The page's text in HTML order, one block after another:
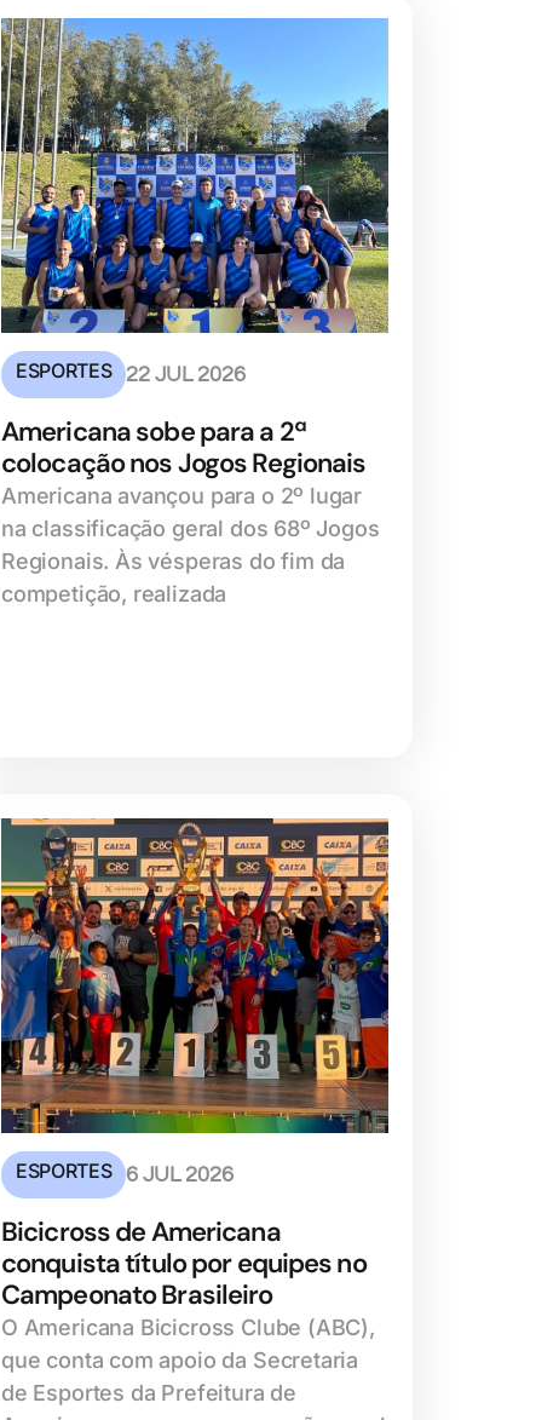
ESPORTES 22 JUL 2026
Americana sobe para a 2ª
colocação nos Jogos Regionais
Americana avançou para o 2º lugar
na classificação geral dos 68º Jogos
Regionais. Às vésperas do fim da
competição, realizada
ESPORTES 6 JUL 2026
Bicicross de Americana
conquista título por equipes no
Campeonato Brasileiro
O Americana Bicicross Clube (ABC),
que conta com apoio da Secretaria
de Esportes da Prefeitura de